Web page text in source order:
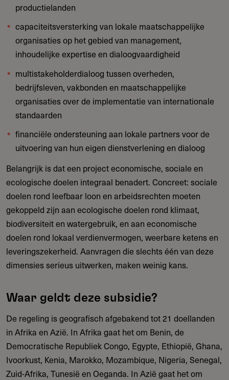
productielanden
capaciteitsversterking van lokale maatschappelijke
organisaties op het gebied van management,
inhoudelijke expertise en dialoogvaardigheid
multistakeholderdialoog tussen overheden,
bedrijfsleven, vakbonden en maatschappelijke
organisaties over de implementatie van internationale
standaarden
financiële ondersteuning aan lokale partners voor de
uitvoering van hun eigen dienstverlening en dialoog
Belangrijk is dat een project economische, sociale en
ecologische doelen integraal benadert. Concreet: sociale
doelen rond leefbaar loon en arbeidsrechten moeten
gekoppeld zijn aan ecologische doelen rond klimaat,
biodiversiteit en watergebruik, en aan economische
doelen rond lokaal verdienvermogen, weerbare ketens en
leveringszekerheid. Aanvragen die slechts één van deze
dimensies serieus uitwerken, maken weinig kans.
Waar geldt deze subsidie?
De regeling is geografisch afgebakend tot 21 doellanden
in Afrika en Azië. In Afrika gaat het om Benin, de
Democratische Republiek Congo, Egypte, Ethiopië, Ghana,
Ivoorkust, Kenia, Marokko, Mozambique, Nigeria, Senegal,
Zuid-Afrika, Tunesië en Oeganda. In Azië gaat het om